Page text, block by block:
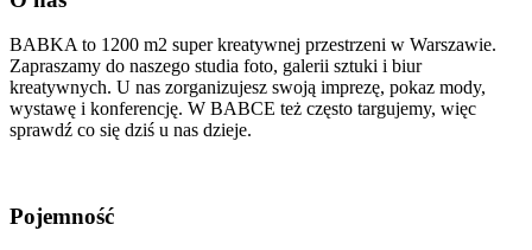
BABKA to 1200 m2 super kreatywnej przestrzeni w Warszawie.
Zapraszamy do naszego studia foto, galerii sztuki i biur
kreatywnych. U nas zorganizujesz swoją imprezę, pokaz mody,
wystawę i konferencję. W BABCE też często targujemy, więc
sprawdź co się dziś u nas dzieje.
Pojemność